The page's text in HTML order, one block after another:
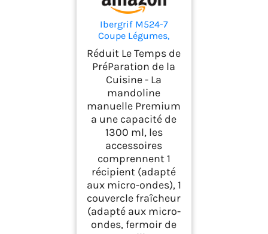
Ibergrif M524-7
Coupe Légumes,
Mandoline 7 en 1
Multifonction
Réduit Le Temps de
PréParation de la
Cuisine - La
mandoline
manuelle Premium
a une capacité de
1300 ml, les
accessoires
comprennent 1
récipient (adapté
aux micro-ondes), 1
couvercle fraîcheur
(adapté aux micro-
ondes, fermoir de